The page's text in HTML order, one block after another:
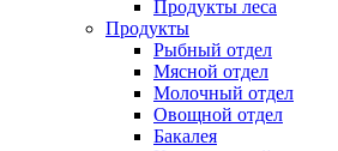
Продукты леса
Продукты
Рыбный отдел
Мясной отдел
Молочный отдел
Овощной отдел
Бакалея